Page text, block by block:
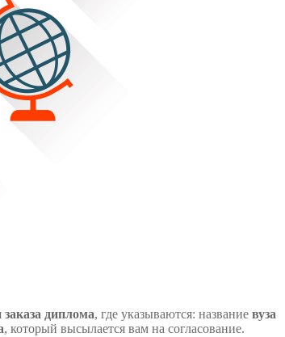
заказа диплома, где указываются: название вуза
, который высылается вам на согласование.